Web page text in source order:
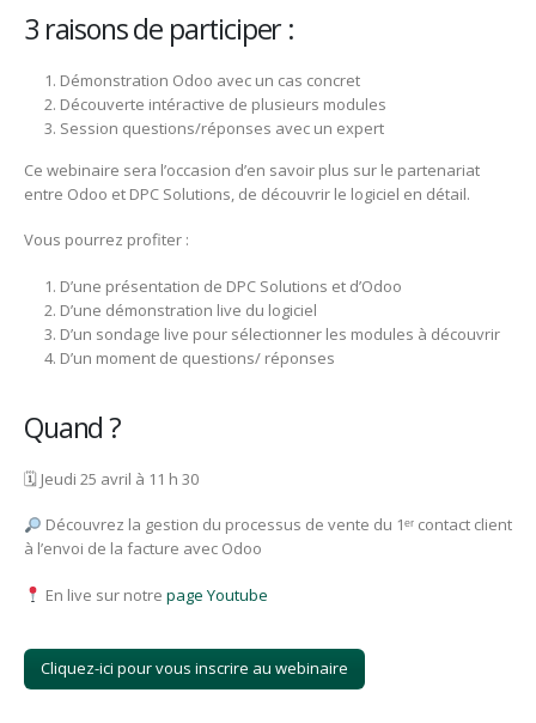
3 raisons de participer :
Démonstration Odoo avec un cas concret
Découverte intéractive de plusieurs modules
Session questions/réponses avec un expert
Ce webinaire sera l’occasion d’en savoir plus sur le partenariat
entre Odoo et DPC Solutions, de découvrir le logiciel en détail.
Vous pourrez profiter :
D’une présentation de DPC Solutions et d’Odoo
D’une démonstration live du logiciel
D’un sondage live pour sélectionner les modules à découvrir
D’un moment de questions/ réponses
Quand ?
🗓 Jeudi 25 avril à 11 h 30
Découvrez la gestion du processus de vente du 1ᵉʳ contact client
à l’envoi de la facture avec Odoo
En live sur notre page Youtube
Cliquez-ici pour vous inscrire au webinaire